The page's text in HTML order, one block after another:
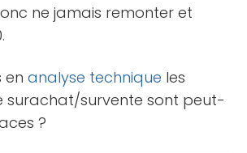
ne jamais remonter et
en analyse technique les
surachat/survente sont peut-
?